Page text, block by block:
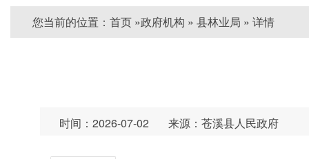
您当前的位置： 首页 »政府机构 » 县林业局 » 详情
时间：2026-07-02 来源：苍溪县人民政府